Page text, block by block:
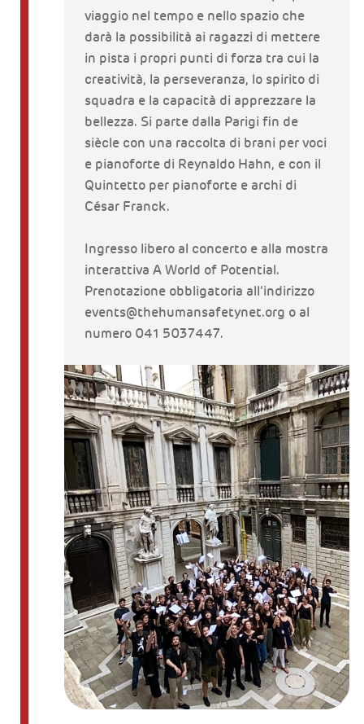
viaggio nel tempo e nello spazio che
darà la possibilità ai ragazzi di mettere
in pista i propri punti di forza tra cui la
creatività, la perseveranza, lo spirito di
squadra e la capacità di apprezzare la
bellezza. Si parte dalla Parigi fin de
siècle con una raccolta di brani per voci
e pianoforte di Reynaldo Hahn, e con il
Quintetto per pianoforte e archi di
César Franck.
Ingresso libero al concerto e alla mostra
interattiva A World of Potential.
Prenotazione obbligatoria all’indirizzo
events@thehumansafetynet.org o al
numero 041 5037447.